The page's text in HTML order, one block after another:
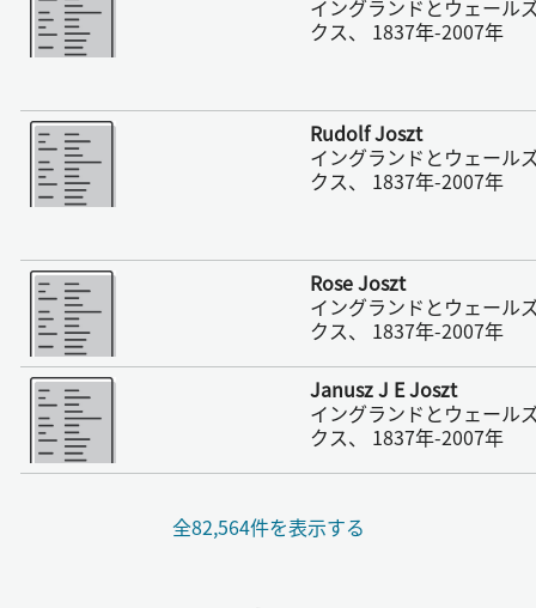
イングランドとウェール
クス、 1837年-2007年
さらに表示
Rudolf Joszt
イングランドとウェール
クス、 1837年-2007年
さらに表示
Rose Joszt
イングランドとウェール
クス、 1837年-2007年
さらに表示
Janusz J E Joszt
イングランドとウェール
クス、 1837年-2007年
全82,564件を表示する